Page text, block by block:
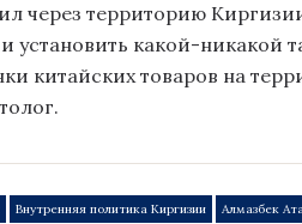
через территорию
установить какой-никакой
китайских товаров на
Внутренняя политика Киргизии Алмазбек